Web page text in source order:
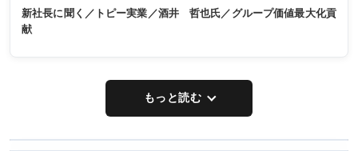
新社長に聞く／トピー実業／酒井 哲也氏／グループ価値最大化貢
献
もっと読む